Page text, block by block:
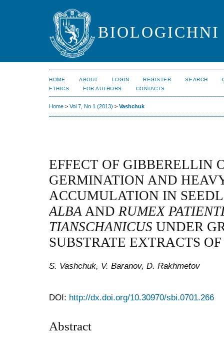
HOME ABOUT LOGIN REGISTER SEARCH
ETHICS
FOR AUTHORS CONTACTS
Home > Vol 7, No 1 (2013) > Vashchuk
EFFECT OF GIBBERELLIN
GERMINATION AND
ACCUMULATION IN
ALBA AND RUMEX
TIANSCHANICUS UNDER
SUBSTRATE EXTRACTS
S. Vashchuk, V. Baranov, D. Rakhmetov
DOI: http://dx.doi.org/10.30970/sbi.0701.266
Abstract